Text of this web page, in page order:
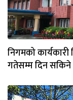
निगमको
गतेसम्म दिन सकिने